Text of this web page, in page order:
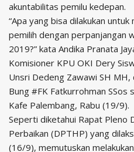
akuntabilitas pemilu kedepan.
“Apa yang bisa dilakukan
pemilih dengan perpanjangan
2019?” kata Andika Pranata
Komisioner KPU OKI Dery
Unsri Dedeng Zawawi SH
Bung #FK Fatkurrohman
Kafe Palembang, Rabu (19/9).
Seperti diketahui Rapat Pleno
Perbaikan (DPTHP) yang
(16/9), memutuskan